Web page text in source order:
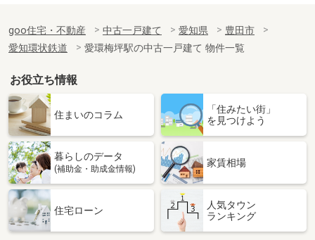
goo住宅・不動産 中古一戸建て 愛知県
豊田市
愛知環状鉄道
愛環梅坪駅の中古一戸建て 物件一覧
お役立ち情報
住まいのコラム
「住みたい街」
を見つけよう
暮らしのデータ
(補助金・助成金情報)
家賃相場
住宅ローン
人気タウン
ランキング